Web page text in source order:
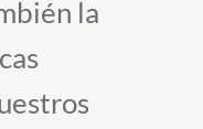
la